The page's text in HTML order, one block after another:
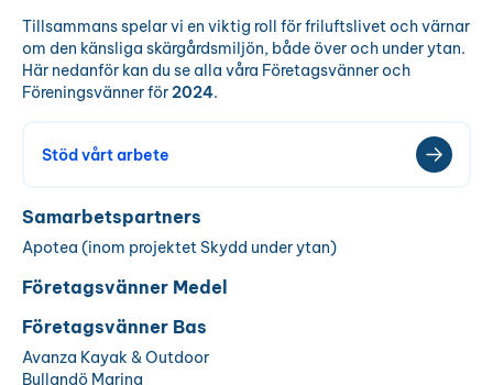
Tillsammans spelar vi en viktig roll för friluftslivet och värnar
om den känsliga skärgårdsmiljön, både över och under ytan.
Här nedanför kan du se alla våra Företagsvänner och
Föreningsvänner för 2024.
Stöd vårt arbete
Samarbetspartners
Apotea (inom projektet Skydd under ytan)
Företagsvänner Medel
Företagsvänner Bas
Avanza Kayak & Outdoor
Bullandö Marina